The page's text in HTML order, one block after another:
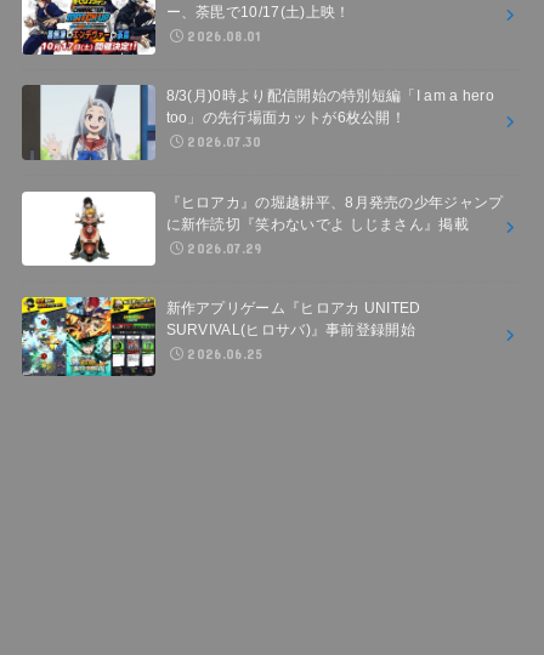
ー、荼毘で10/17(土)上映！
2026.08.01
8/3(月)0時より配信開始の特別短編「I am a hero
too」の先行場面カットが6枚公開！
2026.07.30
『ヒロアカ』の堀越耕平、8月発売の少年ジャンプ
に新作読切『笑わないでよ しじまさん』掲載
2026.07.29
新作アプリゲーム『ヒロアカ UNITED
SURVIVAL(ヒロサバ)』事前登録開始
2026.06.25